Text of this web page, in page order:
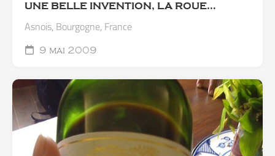
UNE BELLE INVENTION, LA ROUE…
Asnois, Bourgogne, France
9 mai 2009